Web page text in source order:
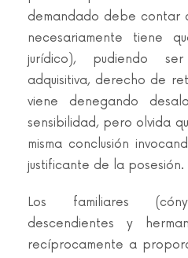
demandado debe contar
necesariamente tiene
jurídico), pudiendo
adquisitiva, derecho de
viene denegando
sensibilidad, pero olvida
misma conclusión
justificante de la
Los familiares
descendientes y
recíprocamente a